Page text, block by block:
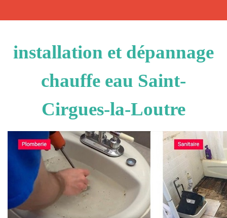
installation et dépannage
chauffe eau Saint-
Cirgues-la-Loutre